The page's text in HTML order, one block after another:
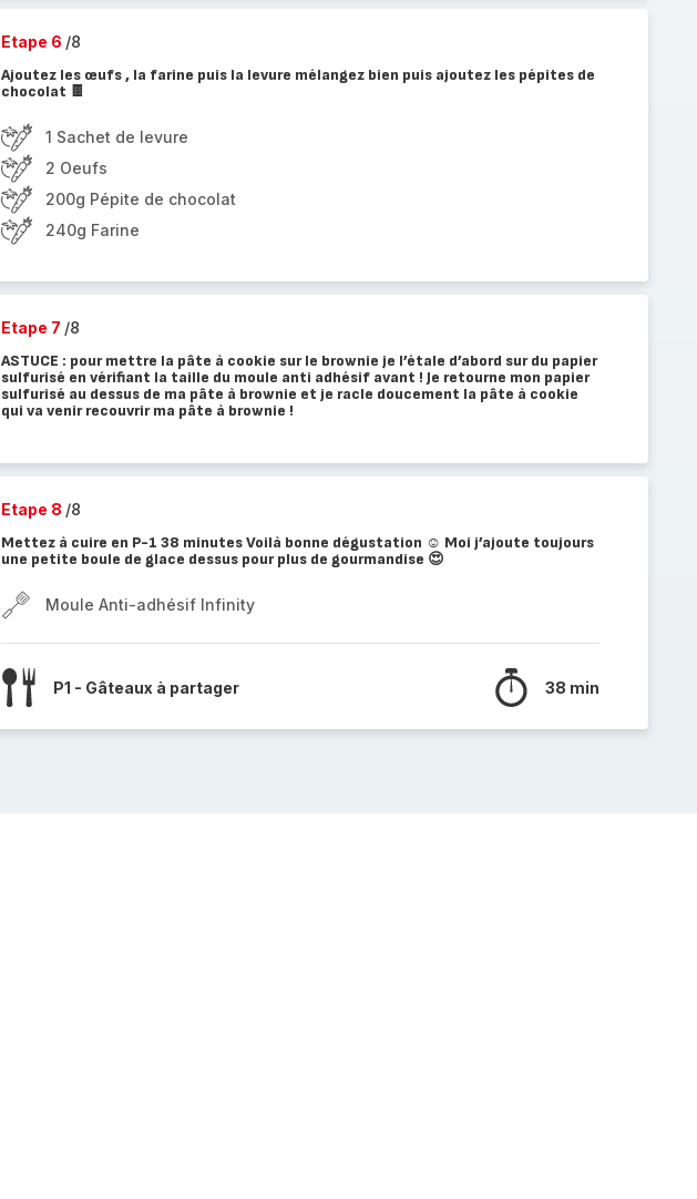
Etape 6 /8
Ajoutez les œufs , la farine puis la levure mélangez bien puis ajoutez les pépites de
chocolat 🍫
1 Sachet de levure
2 Oeufs
200g Pépite de chocolat
240g Farine
Etape 7 /8
ASTUCE : pour mettre la pâte à cookie sur le brownie je l’étale d’abord sur du papier
sulfurisé en vérifiant la taille du moule anti adhésif avant ! Je retourne mon papier
sulfurisé au dessus de ma pâte à brownie et je racle doucement la pâte à cookie
qui va venir recouvrir ma pâte à brownie !
Etape 8 /8
Mettez à cuire en P-1 38 minutes Voilà bonne dégustation ☺️ Moi j’ajoute toujours
une petite boule de glace dessus pour plus de gourmandise 😍
Moule Anti-adhésif Infinity
P1 - Gâteaux à partager 38 min